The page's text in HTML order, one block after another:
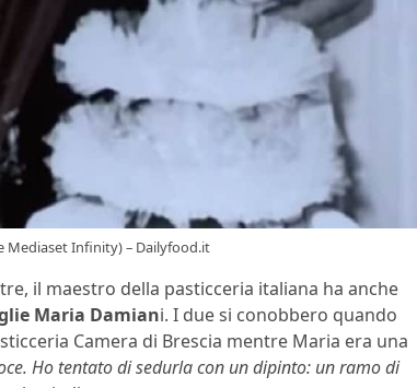
Mediaset Infinity) – Dailyfood.it
il maestro della pasticceria italiana ha anche
Maria Damiani. I due si conobbero quando
Camera di Brescia mentre Maria era una
Ho tentato di sedurla con un dipinto: un ramo di